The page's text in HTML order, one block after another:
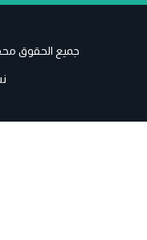
جميع الحقوق